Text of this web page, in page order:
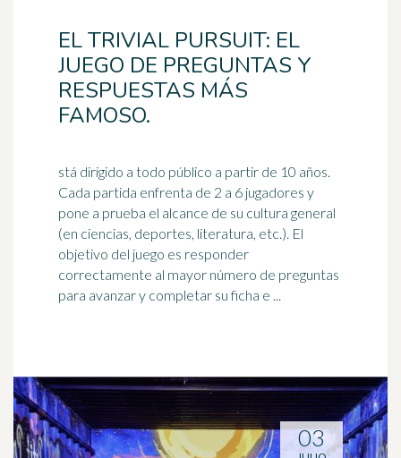
EL TRIVIAL PURSUIT: EL
JUEGO DE PREGUNTAS Y
RESPUESTAS MÁS
FAMOSO.
stá dirigido a todo público a partir de 10 años.
Cada partida enfrenta de 2 a 6 jugadores y
pone a prueba el alcance de su cultura general
(en ciencias, deportes, literatura, etc.). El
objetivo del juego es responder
correctamente al mayor número de preguntas
para avanzar y completar su ficha e ...
03